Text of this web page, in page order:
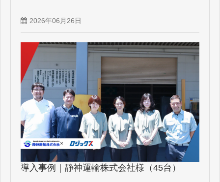
2026年06月26日
導入事例｜静神運輸株式会社様（45台）